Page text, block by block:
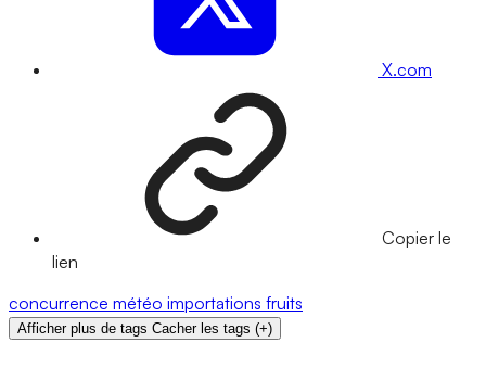
X.com
Copier le
lien
concurrence météo importations fruits
Afficher plus de tags Cacher les tags (+)